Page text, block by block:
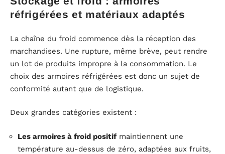
réfrigérées et matériaux adaptés
La chaîne du froid commence dès la réception des
marchandises. Une rupture, même brève, peut rendre
un lot de produits impropre à la consommation. Le
choix des armoires réfrigérées est donc un sujet de
conformité autant que de logistique.
Deux grandes catégories existent :
Les armoires à froid positifmaintiennent une
température au-dessus de zéro, adaptées aux fruits,